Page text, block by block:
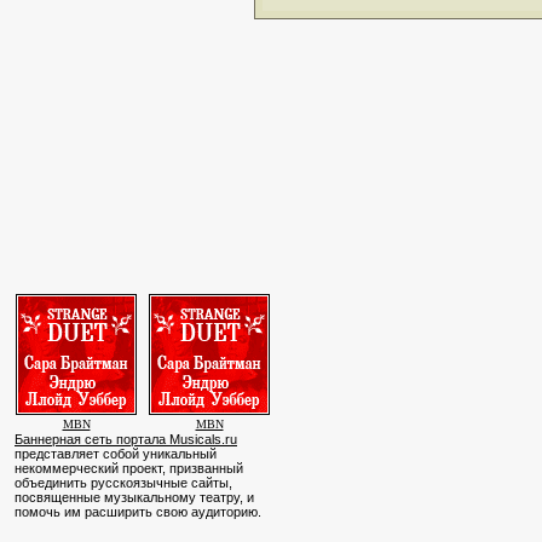
MBN MBN
Баннерная сеть портала Musicals.ru
представляет собой уникальный
некоммерческий проект, призванный
объединить русскоязычные сайты,
посвященные музыкальному театру, и
помочь им расширить свою аудиторию.